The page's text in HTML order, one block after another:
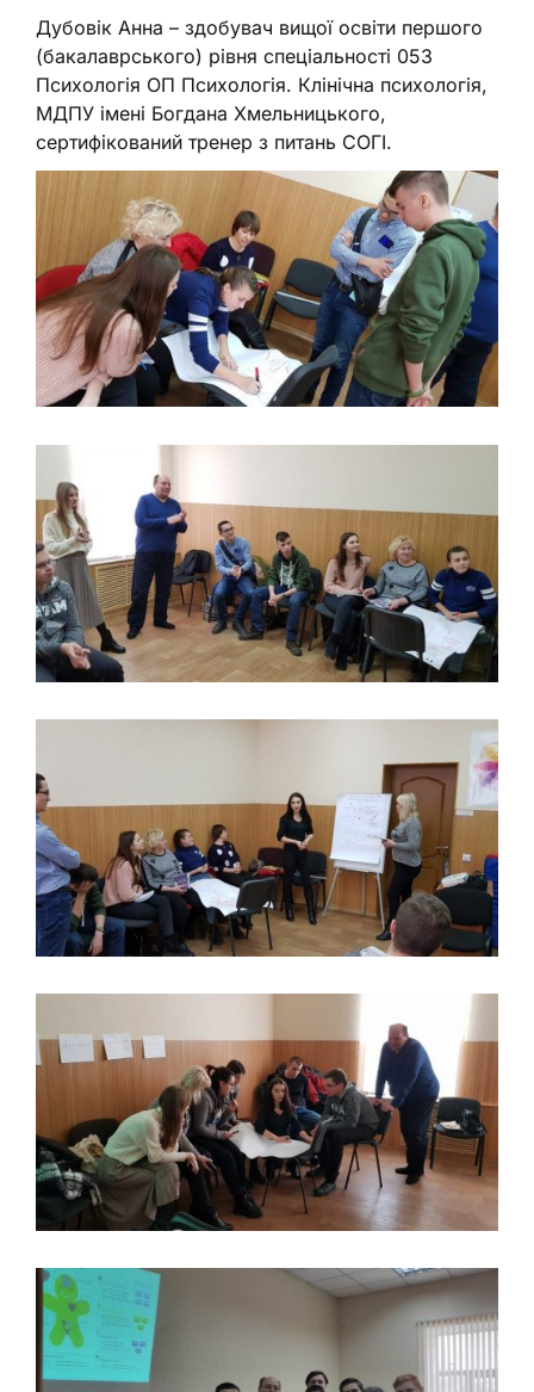
Дубовік Анна – здобувач вищої освіти першого
(бакалаврського) рівня спеціальності 053
Психологія ОП Психологія. Клінічна психологія,
МДПУ імені Богдана Хмельницького,
сертифікований тренер з питань СОГІ.